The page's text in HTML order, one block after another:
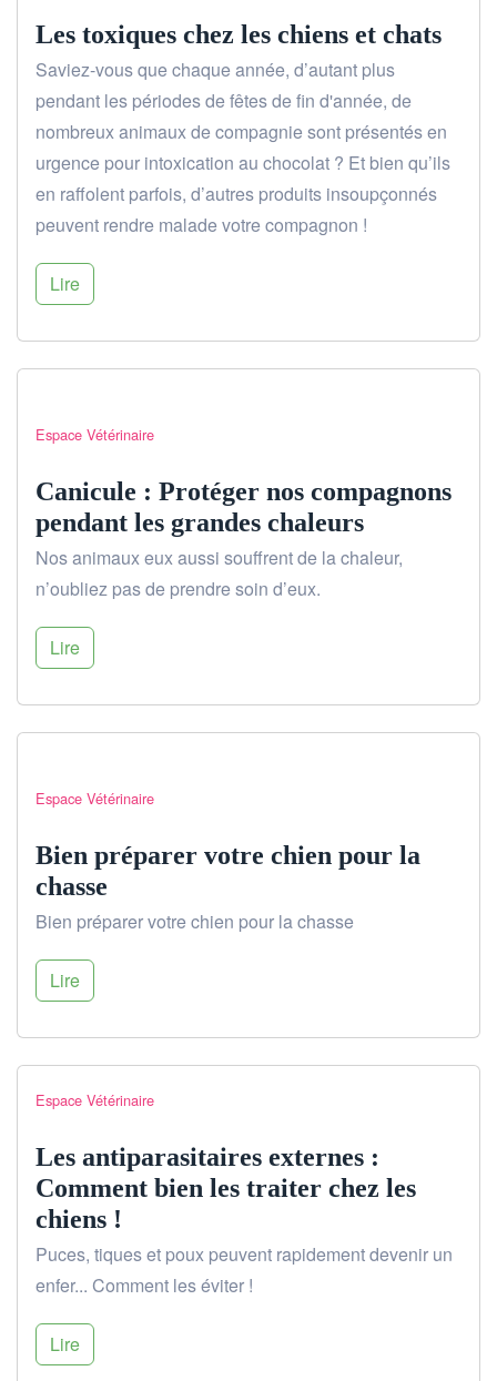
Les toxiques chez les chiens et chats
Saviez-vous que chaque année, d’autant plus
pendant les périodes de fêtes de fin d'année, de
nombreux animaux de compagnie sont présentés en
urgence pour intoxication au chocolat ? Et bien qu’ils
en raffolent parfois, d’autres produits insoupçonnés
peuvent rendre malade votre compagnon !
Lire
Espace Vétérinaire
Canicule : Protéger nos compagnons
pendant les grandes chaleurs
Nos animaux eux aussi souffrent de la chaleur,
n’oubliez pas de prendre soin d’eux.
Lire
Espace Vétérinaire
Bien préparer votre chien pour la
chasse
Bien préparer votre chien pour la chasse
Lire
Espace Vétérinaire
Les antiparasitaires externes :
Comment bien les traiter chez les
chiens !
Puces, tiques et poux peuvent rapidement devenir un
enfer... Comment les éviter !
Lire